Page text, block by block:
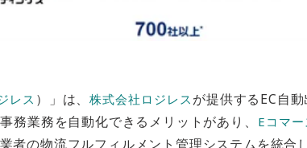
レス ）」は、株式会社ロジレス が提供するEC自
務業務を自動化できるメリットがあり、
Eコマー
者の物流フルフィルメント管理システムを統合